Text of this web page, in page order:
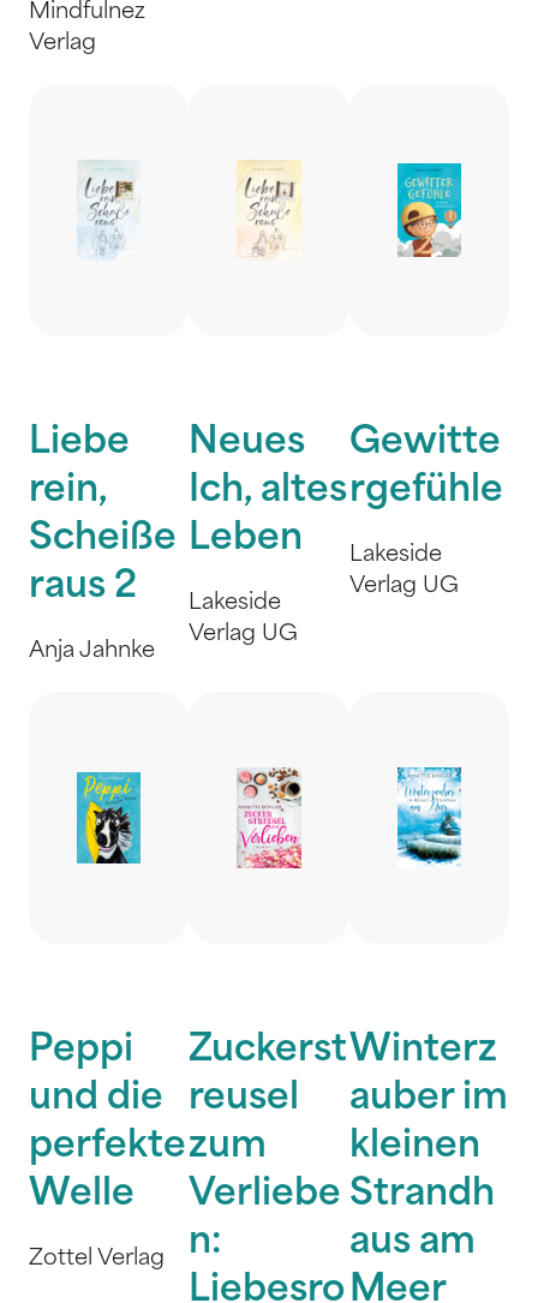
Mindfulnez
Verlag
Liebe
rein,
Scheiße
raus 2
Anja Jahnke
Neues
Ich, altes
Leben
Lakeside
Verlag UG
Gewitte
rgefühle
Lakeside
Verlag UG
Peppi
und die
perfekte
Welle
Zottel Verlag
Zuckerst
reusel
zum
Verliebe
n:
Liebesro
Winterz
auber im
kleinen
Strandh
aus am
Meer